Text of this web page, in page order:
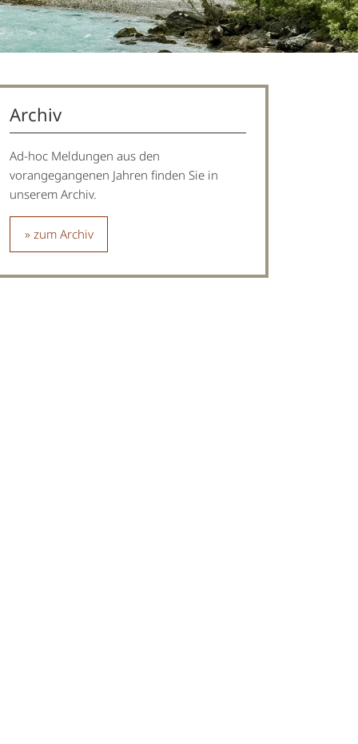
Archiv
Ad-hoc Meldungen aus den
vorangegangenen Jahren finden Sie in
unserem Archiv.
zum Archiv